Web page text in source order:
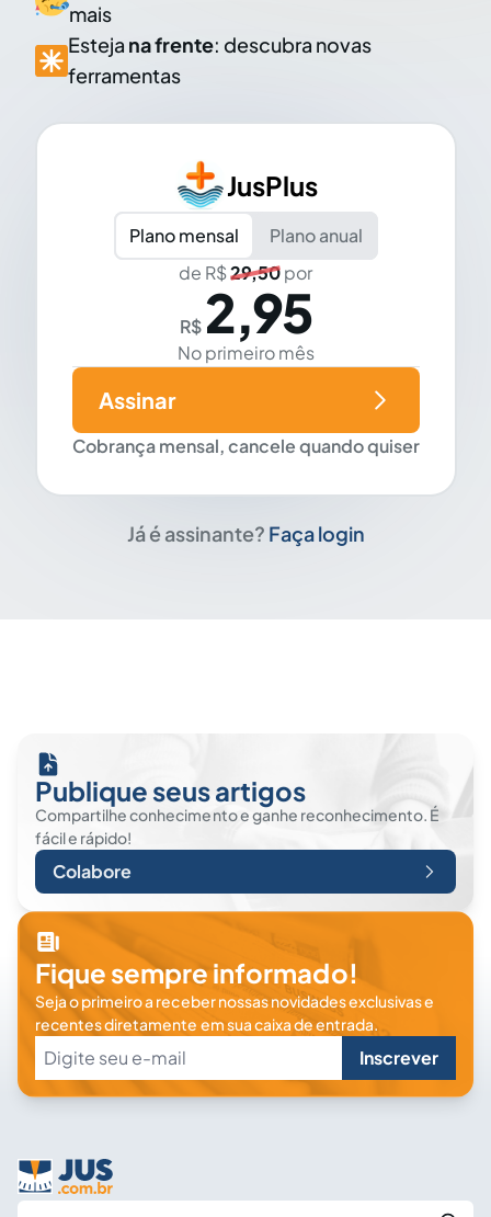
mais
Esteja na frente: descubra novas
ferramentas
JusPlus
Plano mensal
Plano anual
de R$29,50por
R$ 2,95
No primeiro mês
Cobrança mensal, cancele quando quiser
Assinar
Já é assinante? Faça login
Publique seus artigos
Compartilhe conhecimento e ganhe reconhecimento. É
fácil e rápido!
Colabore
Fique sempre informado!
Seja o primeiro a receber nossas novidades exclusivas e
recentes diretamente em sua caixa de entrada.
Inscrever